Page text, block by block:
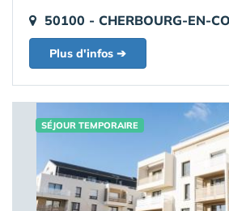
50100 - CHERBOURG-EN-
Plus d'infos ➔
SÉJOUR TEMPORAIRE